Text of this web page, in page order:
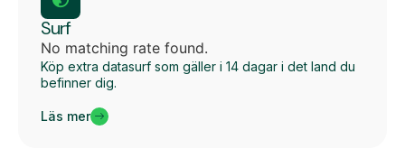
Surf
No matching rate found.
Köp extra datasurf som gäller i 14 dagar i det land du
befinner dig.
Läs mer